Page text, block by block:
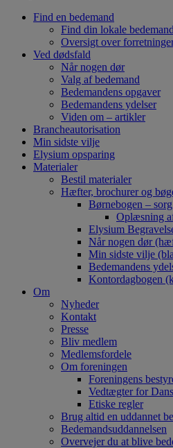
Find en bedemand
Find din lokale bedemand
Oversigt over
Ved dødsfald
Når nogen dør
Valg af bedemand
Bedemandens opgaver
Bedemandens ydelser
Viden om – artikler
Brancheautorisation
Min sidste vilje
Elysium opsparing
Materialer
Bestil materialer
Hæfter, brochurer og
Børnebogen –
Oplæsning
Elysium
Når nogen dør
Min sidste vilje
Bedemandens
Kontordagbogen
Om
Nyheder
Kontakt
Presse
Bliv medlem
Medlemsfordele
Om foreningen
Foreningens
Vedtægter for
Etiske regler
Brug altid en uddannet
Bedemandsuddannelsen
Overvejer du at blive